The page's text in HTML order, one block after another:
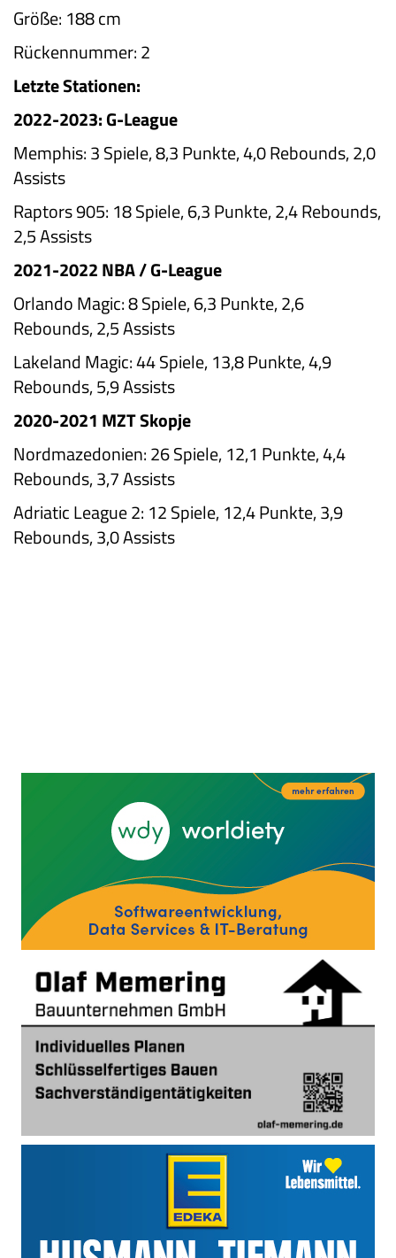
Größe: 188 cm
Rückennummer: 2
Letzte Stationen:
2022-2023:G-League
Memphis:3 Spiele, 8,3 Punkte, 4,0 Rebounds, 2,0
Assists
Raptors 905: 18 Spiele, 6,3 Punkte, 2,4 Rebounds,
2,5 Assists
2021-2022NBA / G-League
Orlando Magic:8 Spiele, 6,3 Punkte, 2,6
Rebounds, 2,5 Assists
Lakeland Magic:44 Spiele, 13,8 Punkte, 4,9
Rebounds, 5,9 Assists
2020-2021 MZT Skopje
Nordmazedonien:26 Spiele, 12,1 Punkte, 4,4
Rebounds, 3,7 Assists
Adriatic League 2: 12 Spiele, 12,4 Punkte, 3,9
Rebounds, 3,0 Assists